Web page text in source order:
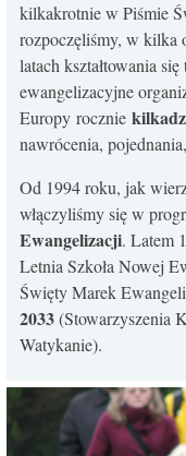
kilkakrotnie w Piśmie
rozpoczęliśmy, w kilka
latach kształtowania
ewangelizacyjne
Europy rocznie
nawrócenia,
Od 1994 roku, jak
włączyliśmy się w
Ewangelizacji. Latem
Letnia Szkoła Nowej
Święty Marek
2033(Stowarzyszenia
Watykanie).